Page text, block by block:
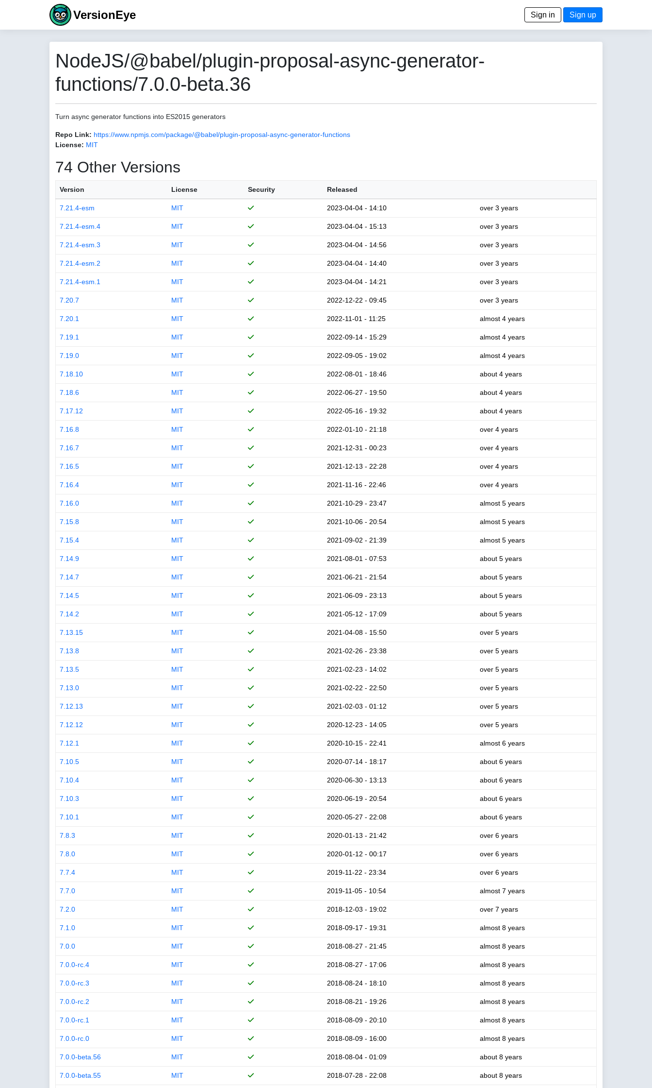
VersionEye Sign in Sign up
NodeJS/@babel/plugin-proposal-async-generator-
functions/7.0.0-beta.36
Turn async generator functions into ES2015 generators
Repo Link: https://www.npmjs.com/package/@babel/plugin-proposal-async-generator-functions
License: MIT
74 Other Versions
Version License Security Released
7.21.4-esm MIT 2023-04-04 - 14:10 over 3 years
7.21.4-esm.4 MIT 2023-04-04 - 15:13 over 3 years
7.21.4-esm.3 MIT 2023-04-04 - 14:56 over 3 years
7.21.4-esm.2 MIT 2023-04-04 - 14:40 over 3 years
7.21.4-esm.1 MIT 2023-04-04 - 14:21 over 3 years
7.20.7 MIT 2022-12-22 - 09:45 over 3 years
7.20.1 MIT 2022-11-01 - 11:25 almost 4 years
7.19.1 MIT 2022-09-14 - 15:29 almost 4 years
7.19.0 MIT 2022-09-05 - 19:02 almost 4 years
7.18.10 MIT 2022-08-01 - 18:46 about 4 years
7.18.6 MIT 2022-06-27 - 19:50 about 4 years
7.17.12 MIT 2022-05-16 - 19:32 about 4 years
7.16.8 MIT 2022-01-10 - 21:18 over 4 years
7.16.7 MIT 2021-12-31 - 00:23 over 4 years
7.16.5 MIT 2021-12-13 - 22:28 over 4 years
7.16.4 MIT 2021-11-16 - 22:46 over 4 years
7.16.0 MIT 2021-10-29 - 23:47 almost 5 years
7.15.8 MIT 2021-10-06 - 20:54 almost 5 years
7.15.4 MIT 2021-09-02 - 21:39 almost 5 years
7.14.9 MIT 2021-08-01 - 07:53 about 5 years
7.14.7 MIT 2021-06-21 - 21:54 about 5 years
7.14.5 MIT 2021-06-09 - 23:13 about 5 years
7.14.2 MIT 2021-05-12 - 17:09 about 5 years
7.13.15 MIT 2021-04-08 - 15:50 over 5 years
7.13.8 MIT 2021-02-26 - 23:38 over 5 years
7.13.5 MIT 2021-02-23 - 14:02 over 5 years
7.13.0 MIT 2021-02-22 - 22:50 over 5 years
7.12.13 MIT 2021-02-03 - 01:12 over 5 years
7.12.12 MIT 2020-12-23 - 14:05 over 5 years
7.12.1 MIT 2020-10-15 - 22:41 almost 6 years
7.10.5 MIT 2020-07-14 - 18:17 about 6 years
7.10.4 MIT 2020-06-30 - 13:13 about 6 years
7.10.3 MIT 2020-06-19 - 20:54 about 6 years
7.10.1 MIT 2020-05-27 - 22:08 about 6 years
7.8.3 MIT 2020-01-13 - 21:42 over 6 years
7.8.0 MIT 2020-01-12 - 00:17 over 6 years
7.7.4 MIT 2019-11-22 - 23:34 over 6 years
7.7.0 MIT 2019-11-05 - 10:54 almost 7 years
7.2.0 MIT 2018-12-03 - 19:02 over 7 years
7.1.0 MIT 2018-09-17 - 19:31 almost 8 years
7.0.0 MIT 2018-08-27 - 21:45 almost 8 years
7.0.0-rc.4 MIT 2018-08-27 - 17:06 almost 8 years
7.0.0-rc.3 MIT 2018-08-24 - 18:10 almost 8 years
7.0.0-rc.2 MIT 2018-08-21 - 19:26 almost 8 years
7.0.0-rc.1 MIT 2018-08-09 - 20:10 almost 8 years
7.0.0-rc.0 MIT 2018-08-09 - 16:00 almost 8 years
7.0.0-beta.56 MIT 2018-08-04 - 01:09 about 8 years
7.0.0-beta.55 MIT 2018-07-28 - 22:08 about 8 years